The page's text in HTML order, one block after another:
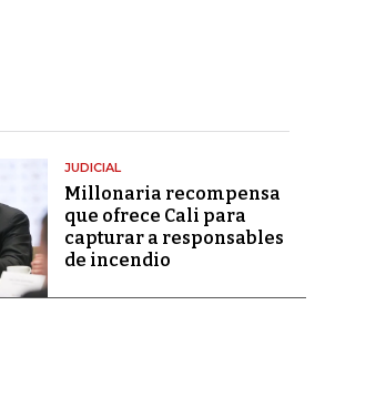
JUDICIAL
Millonaria recompensa
que ofrece Cali para
capturar a responsables
de incendio